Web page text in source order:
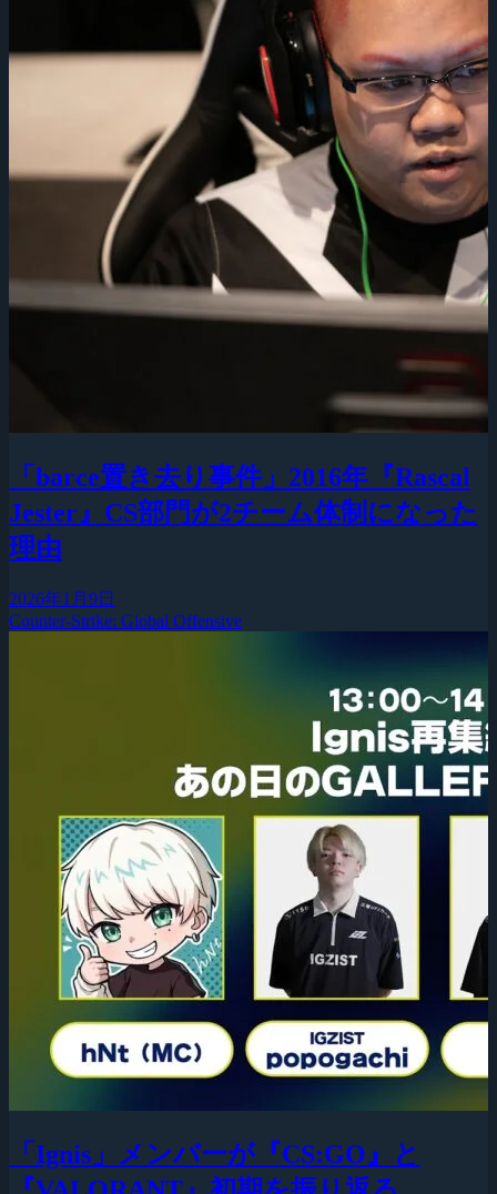
「barce置き去り事件」2016年『Rascal
Jester』CS部門が2チーム体制になった
理由
2026年1月9日
Counter-Strike: Global Offensive
「Ignis」メンバーが『CS:GO』と